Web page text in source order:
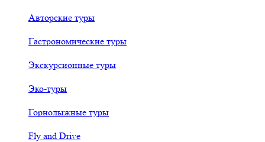
Авторские туры
Гастрономические туры
Экскурсионные туры
Эко-туры
Горнолыжные туры
Fly and Drive